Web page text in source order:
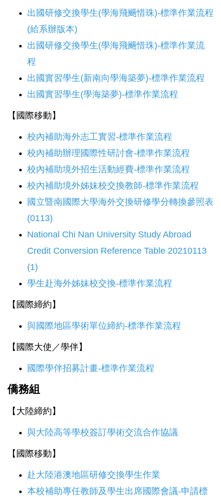
出國研修交換學生(學海飛颺惜珠)-標準作業流程
(給系辦版本)
出國研修交換學生(學海飛颺惜珠)-標準作業流
程
出國實習學生(新南向學海築夢)-標準作業流程
出國實習學生(學海築夢)-標準作業流程
【國際移動】
校內補助海外志工實習-標準作業流程
校內補助辦理國際性研討會-標準作業流程
校內補助境外招生活動經費-標準作業流程
校內補助境外姊妹校交換教師-標準作業流程
國立暨南國際大學海外交換研修學分轉換參照表
(0113)
National Chi Nan University Study Abroad
Credit Conversion Reference Table 20210113
(1)
學生赴海外姊妹校交換-標準作業流程
【國際締約】
與國際地區學術單位締約-標準作業流程
【國際大使／學伴】
國際學伴招募計畫-標準作業流程
僑務組
【大陸締約】
與大陸高等學校簽訂學術交流合作協議
【國際移動】
赴大陸港澳地區研修交換學生作業
本校補助專任教師及學生出席國際會議-申請標